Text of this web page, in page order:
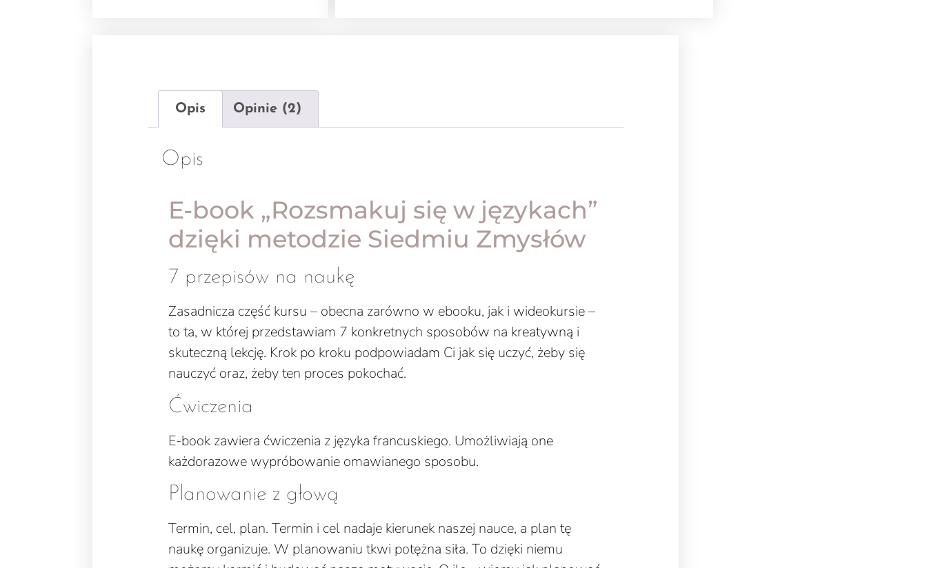
Opis Opinie (2)
Opis
E-book „Rozsmakuj się w językach”
dzięki metodzie Siedmiu Zmysłów
7 przepisów na naukę
Zasadnicza część kursu – obecna zarówno w ebooku, jak i wideokursie –
to ta, w której przedstawiam 7 konkretnych sposobów na kreatywną i
skuteczną lekcję. Krok po kroku podpowiadam Ci jak się uczyć, żeby się
nauczyć oraz, żeby ten proces pokochać.
Ćwiczenia
E-book zawiera ćwiczenia z języka francuskiego. Umożliwiają one
każdorazowe wypróbowanie omawianego sposobu.
Planowanie z głową
Termin, cel, plan. Termin i cel nadaje kierunek naszej nauce, a plan tę
naukę organizuje. W planowaniu tkwi potężna siła. To dzięki niemu